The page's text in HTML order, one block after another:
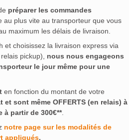
préparer les commandes
au plus vite au transporteur que vous
maximum les délais de livraison.
et choisissez la livraison express via
pickup), nous nous engageons
le jour même pour une
en fonction du montant de votre
et sont même OFFERTS (en relais) à
à partir de 300€**.
notre page sur les modalités de
appliqués.